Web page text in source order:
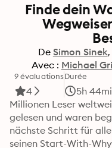
Finde dein
De Simon Sinek
Avec : Michael
9 évaluations
4
Durée
5h
Millionen Leser
gelesen und waren
nächste Schritt für alle
seinen Start-With-